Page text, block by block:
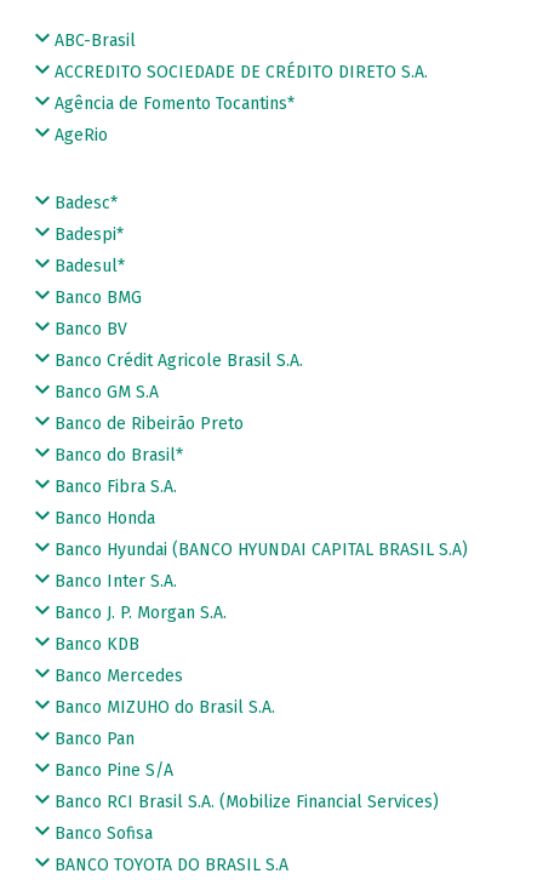
ABC-Brasil
ACCREDITO SOCIEDADE DE CRÉDITO DIRETO S.A.
Agência de Fomento Tocantins*
AgeRio
Badesc*
Badespi*
Badesul*
Banco BMG
Banco BV
Banco Crédit Agricole Brasil S.A.
Banco GM S.A
Banco de Ribeirão Preto
Banco do Brasil*
Banco Fibra S.A.
Banco Honda
Banco Hyundai (BANCO HYUNDAI CAPITAL BRASIL S.A)
Banco Inter S.A.
Banco J. P. Morgan S.A.
Banco KDB
Banco Mercedes
Banco MIZUHO do Brasil S.A.
Banco Pan
Banco Pine S/A
Banco RCI Brasil S.A. (Mobilize Financial Services)
Banco Sofisa
BANCO TOYOTA DO BRASIL S.A